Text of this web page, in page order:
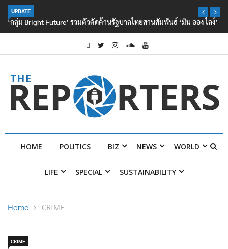
UPDATE
‘กลุ่ม Bright Future’ รวมตัวคัดค้านรัฐบาลไทยสานสัมพันธ์ ‘มิน ออง ไลง์’
HOME POLITICS BIZ NEWS WORLD
LIFE SPECIAL SUSTAINABILITY
Home CRIME
CRIME